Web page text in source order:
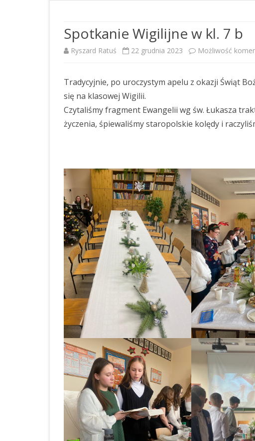
ZAPEWNIENIA DOSTĘPNOŚCI
OŚWIADCZENIE O STANIE
MAŁOLETNICH
PLAN POSTĘPOWAŃ O
UDZIELENIE ZAMÓWIEŃ NA
ROK 2025
PLAN POSTĘPOWAŃ O
UDZIELENIE ZAMÓWIENIA NA
ROK 2024
ROCZNE SPRAWOZDANIE Z
UDZIELONYCH ZAMÓWIEŃ 2023
OGŁOSZENIA
ZAKUP I DOSTAWA
ARTYKUŁÓW ŻYWNOŚCIOWYCH
DO STOŁÓWKI SZKOLNEJ
ZESPOŁU SZKOLNO –
PRZEDSZKOLNEGO W
BABOROWIE W 2023 ROKU –
KOLEJNE POSTĘPOWANIE
OGŁOSZENIE O ZAMÓWIENIU.
ZAKUP I DOSTAWA
ARTYKUŁÓW ŻYWNOŚCIOWYCH
DO STOŁÓWKI SZKOLNEJ
ZESPOŁU SZKOLNO –
PRZEDSZKOLNEGO W
Spotkanie Wigilijne w kl. 7 b
Ryszard Ratuś 22 grudnia 2023 Możliwość
Tradycyjnie, po uroczystym apelu z okazji Świąt
się na klasowej Wigilii.
Czytaliśmy fragment Ewangelii wg św. Łukasza
życzenia, śpiewaliśmy staropolskie kolędy i